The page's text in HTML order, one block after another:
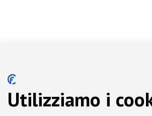
Utilizziamo i